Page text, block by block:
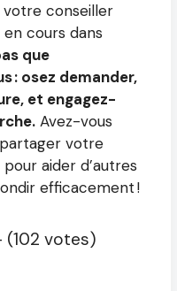
votre conseiller
en cours dans
que
: osez demander,
et engagez-
Avez-vous
partager votre
aider d’autres
efficacement !
(102 votes)